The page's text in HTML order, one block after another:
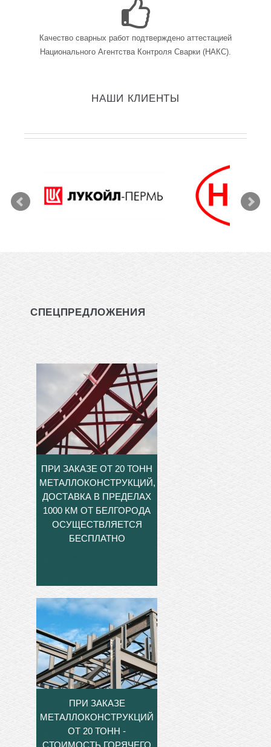
Качество сварных работ подтверждено аттестацией
Национального Агентства Контроля Сварки (НАКС).
НАШИ КЛИЕНТЫ
СПЕЦПРЕДЛОЖЕНИЯ
ПРИ ЗАКАЗЕ ОТ 20 ТОНН
МЕТАЛЛОКОНСТРУКЦИЙ,
ДОСТАВКА В ПРЕДЕЛАХ
1000 КМ ОТ БЕЛГОРОДА
ОСУЩЕСТВЛЯЕТСЯ
БЕСПЛАТНО
ПРИ ЗАКАЗЕ
МЕТАЛЛОКОНСТРУКЦИЙ
ОТ 20 ТОНН -